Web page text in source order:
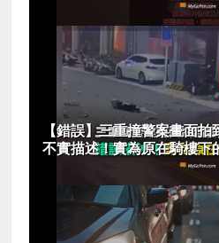
【錯誤】三重撞警案畫面
不實描述！實為原在騎樓下